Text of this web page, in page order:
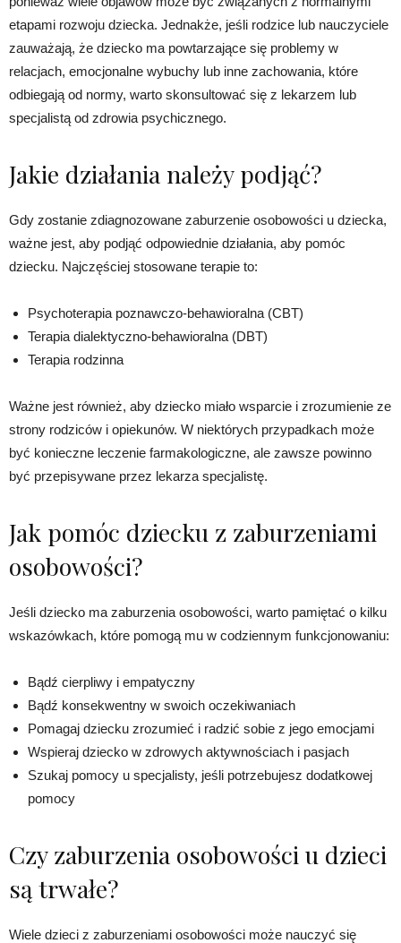
etapami rozwoju dziecka. Jednakże, jeśli rodzice lub nauczyciele
zauważają, że dziecko ma powtarzające się problemy w
relacjach, emocjonalne wybuchy lub inne zachowania, które
odbiegają od normy, warto skonsultować się z lekarzem lub
specjalistą od zdrowia psychicznego.
Jakie działania należy podjąć?
Gdy zostanie zdiagnozowane zaburzenie osobowości u dziecka,
ważne jest, aby podjąć odpowiednie działania, aby pomóc
dziecku. Najczęściej stosowane terapie to:
Psychoterapia poznawczo-behawioralna (CBT)
Terapia dialektyczno-behawioralna (DBT)
Terapia rodzinna
Ważne jest również, aby dziecko miało wsparcie i zrozumienie ze
strony rodziców i opiekunów. W niektórych przypadkach może
być konieczne leczenie farmakologiczne, ale zawsze powinno
być przepisywane przez lekarza specjalistę.
Jak pomóc dziecku z zaburzeniami
osobowości?
Jeśli dziecko ma zaburzenia osobowości, warto pamiętać o kilku
wskazówkach, które pomogą mu w codziennym funkcjonowaniu:
Bądź cierpliwy i empatyczny
Bądź konsekwentny w swoich oczekiwaniach
Pomagaj dziecku zrozumieć i radzić sobie z jego emocjami
Wspieraj dziecko w zdrowych aktywnościach i pasjach
Szukaj pomocy u specjalisty, jeśli potrzebujesz dodatkowej
pomocy
Czy zaburzenia osobowości u dzieci
są trwałe?
Wiele dzieci z zaburzeniami osobowości może nauczyć się